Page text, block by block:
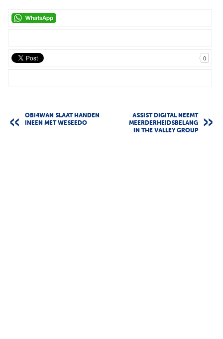
0
OBI4WAN SLAAT HANDEN
INEEN MET WESEEDO
ASSIST DIGITAL NEEMT
MEERDERHEIDSBELANG
IN THE VALLEY GROUP